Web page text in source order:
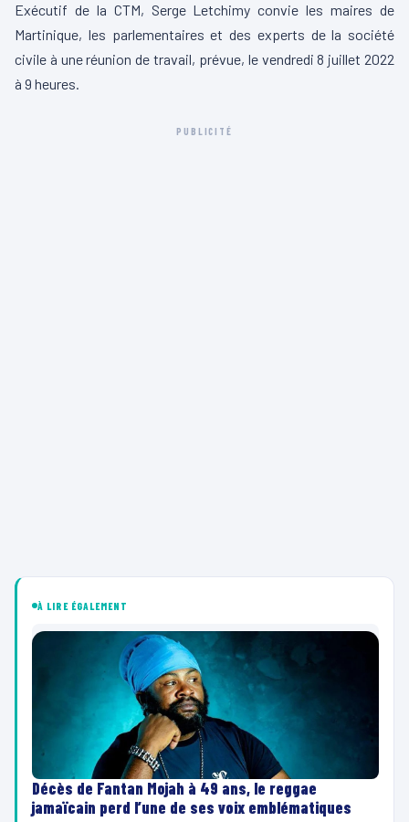
Exécutif de la CTM, Serge Letchimy convie les maires de
Martinique, les parlementaires et des experts de la société
civile à une réunion de travail, prévue, le vendredi 8 juillet 2022
à 9 heures.
PUBLICITÉ
À LIRE ÉGALEMENT
Décès de Fantan Mojah à 49 ans, le reggae
jamaïcain perd l’une de ses voix emblématiques